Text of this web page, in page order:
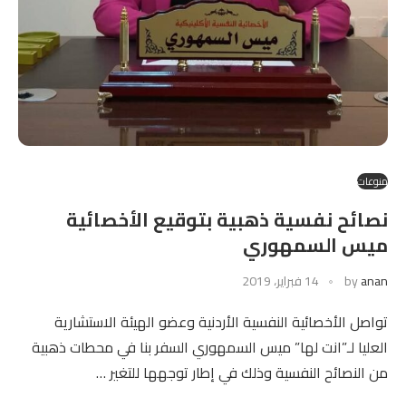
منوعات
نصائح نفسية ذهبية بتوقيع الأخصائية
ميس السمهوري
byanan 14 فبراير، 2019
تواصل الأخصائية النفسية الأردنية وعضو الهيئة الاستشارية
العليا لـ”انت لها” ميس السمهوري السفر بنا في محطات ذهبية
من النصائح النفسية وذلك في إطار توجهها للتغير …